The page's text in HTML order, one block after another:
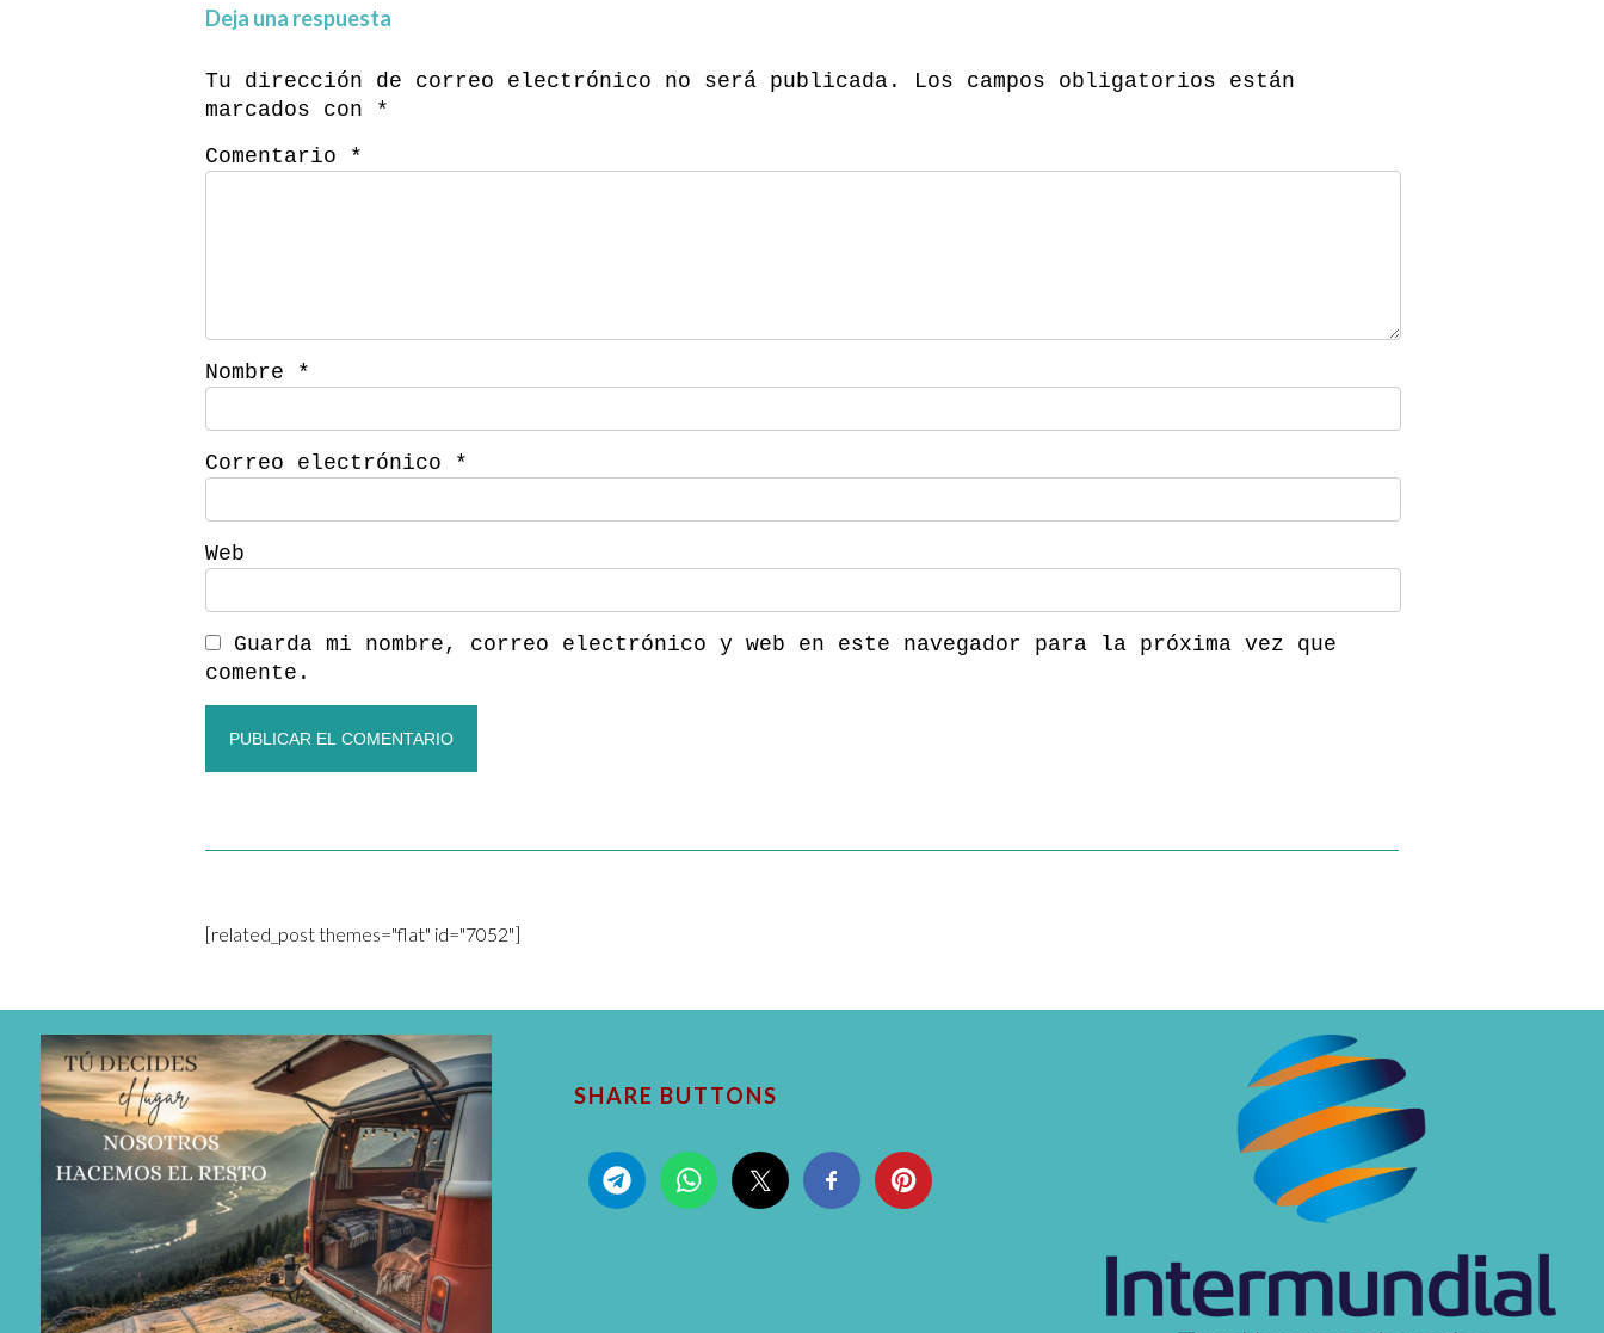
Deja una respuesta
Tu dirección de correo electrónico no será publicada.
Los campos obligatorios están
marcados con *
Comentario *
Nombre *
Correo electrónico *
Web
Guarda mi nombre, correo electrónico y web en este navegador para la próxima vez que
comente.
[related_post themes="flat" id="7052"]
SHARE BUTTONS